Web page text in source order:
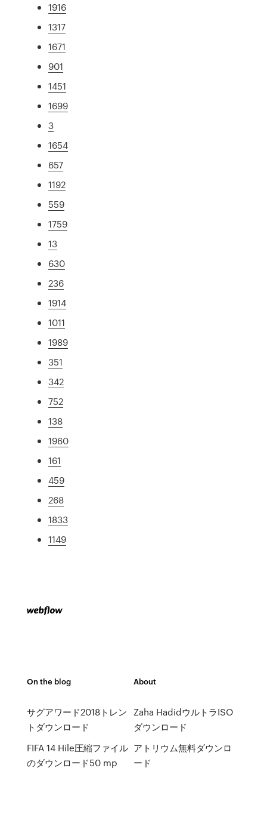
1916
1317
1671
901
1451
1699
3
1654
657
1192
559
1759
13
630
236
1914
1011
1989
351
342
752
138
1960
161
459
268
1833
1149
On the blog
サグアワード2018トレン
トダウンロード
FIFA 14 Hile圧縮ファイル
のダウンロード50 mp
About
Zaha HadidウルトラISO
ダウンロード
アトリウム無料ダウンロ
ード